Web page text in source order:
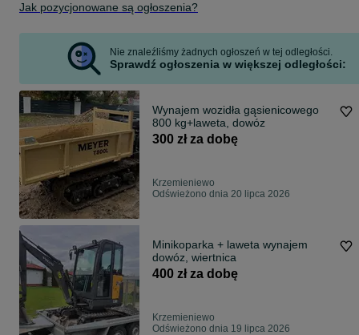
Jak pozycjonowane są ogłoszenia?
Nie znaleźliśmy żadnych ogłoszeń w tej odległości.
Sprawdź ogłoszenia w większej odległości:
Wynajem wozidła gąsienicowego
800 kg+laweta, dowóz
300 zł za dobę
Krzemieniewo
Odświeżono dnia 20 lipca 2026
Minikoparka + laweta wynajem
dowóz, wiertnica
400 zł za dobę
Krzemieniewo
Odświeżono dnia 19 lipca 2026